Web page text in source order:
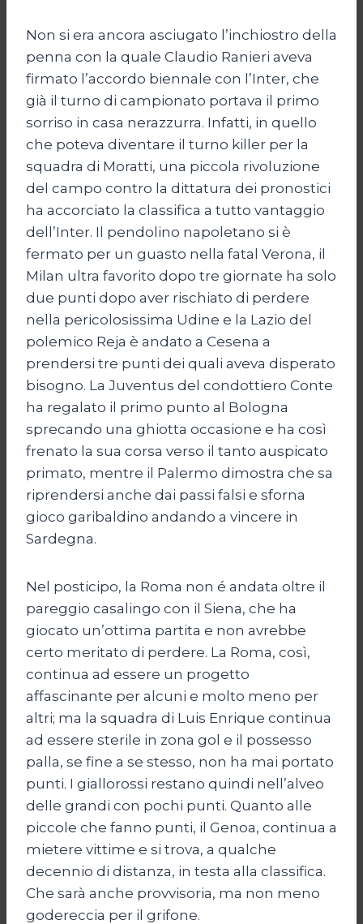
Non si era ancora asciugato l’inchiostro della
penna con la quale Claudio Ranieri aveva
firmato l’accordo biennale con l’Inter, che
già il turno di campionato portava il primo
sorriso in casa nerazzurra. Infatti, in quello
che poteva diventare il turno killer per la
squadra di Moratti, una piccola rivoluzione
del campo contro la dittatura dei pronostici
ha accorciato la classifica a tutto vantaggio
dell’Inter. Il pendolino napoletano si è
fermato per un guasto nella fatal Verona, il
Milan ultra favorito dopo tre giornate ha solo
due punti dopo aver rischiato di perdere
nella pericolosissima Udine e la Lazio del
polemico Reja è andato a Cesena a
prendersi tre punti dei quali aveva disperato
bisogno. La Juventus del condottiero Conte
ha regalato il primo punto al Bologna
sprecando una ghiotta occasione e ha così
frenato la sua corsa verso il tanto auspicato
primato, mentre il Palermo dimostra che sa
riprendersi anche dai passi falsi e sforna
gioco garibaldino andando a vincere in
Sardegna.
Nel posticipo, la Roma non é andata oltre il
pareggio casalingo con il Siena, che ha
giocato un’ottima partita e non avrebbe
certo meritato di perdere. La Roma, così,
continua ad essere un progetto
affascinante per alcuni e molto meno per
altri; ma la squadra di Luis Enrique continua
ad essere sterile in zona gol e il possesso
palla, se fine a se stesso, non ha mai portato
punti. I giallorossi restano quindi nell’alveo
delle grandi con pochi punti. Quanto alle
piccole che fanno punti, il Genoa, continua a
mietere vittime e si trova, a qualche
decennio di distanza, in testa alla classifica.
Che sarà anche provvisoria, ma non meno
godereccia per il grifone.